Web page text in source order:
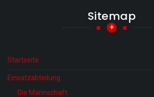
Sitemap
+
Startseite
Einsatzabteilung
Die Mannschaft